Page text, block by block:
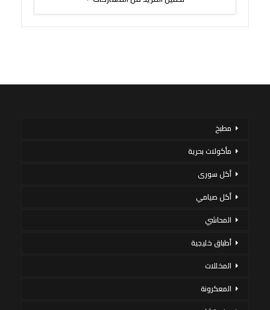
مطبخ
مأكولات بحرية
أكل سورى
أكل صيامي
المحاشي
أطباق خليجية
المخللات
المعكرونة